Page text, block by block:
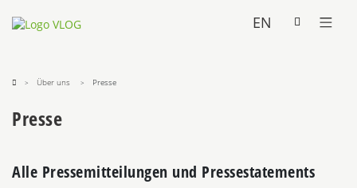
EN
Über uns Presse
Presse
Alle Pressemitteilungen und Pressestatements